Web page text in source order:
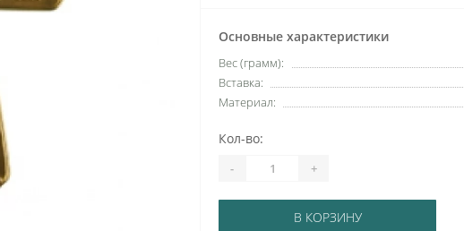
Основные характеристики
Вес (грамм):
Вставка:
Материал:
Кол-во:
- +
В КОРЗИНУ